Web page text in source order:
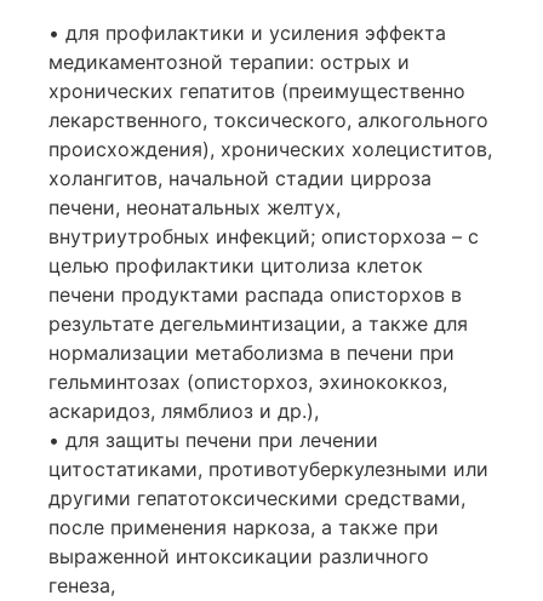
• для профилактики и усиления эффекта
медикаментозной терапии: острых и
хронических гепатитов (преимущественно
лекарственного, токсического, алкогольного
происхождения), хронических холециститов,
холангитов, начальной стадии цирроза
печени, неонатальных желтух,
внутриутробных инфекций; описторхоза – с
целью профилактики цитолиза клеток
печени продуктами распада описторхов в
результате дегельминтизации, а также для
нормализации метаболизма в печени при
гельминтозах (описторхоз, эхинококкоз,
аскаридоз, лямблиоз и др.),
• для защиты печени при лечении
цитостатиками, противотуберкулезными или
другими гепатотоксическими средствами,
после применения наркоза, а также при
выраженной интоксикации различного
генеза,